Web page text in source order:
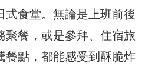
式食堂。無論是上班前後
聚餐，或是參拜、住宿旅
餐點，都能感受到酥脆炸